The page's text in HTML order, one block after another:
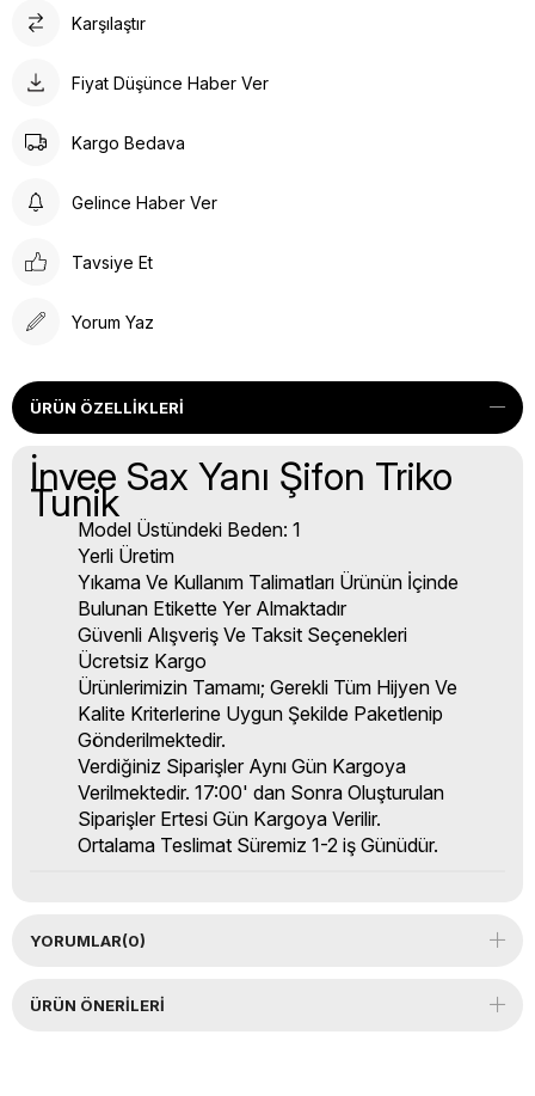
Karşılaştır
Fiyat Düşünce Haber Ver
Kargo Bedava
Gelince Haber Ver
Tavsiye Et
Yorum Yaz
ÜRÜN ÖZELLIKLERI
İnvee Sax Yanı Şifon Triko
Tunik
Model Üstündeki Beden: 1
Yerli Üretim
Yıkama Ve Kullanım Talimatları Ürünün İçinde
Bulunan Etikette Yer Almaktadır
Güvenli Alışveriş Ve Taksit Seçenekleri
Ücretsiz Kargo
Ürünlerimizin Tamamı; Gerekli Tüm Hijyen Ve
Kalite Kriterlerine Uygun Şekilde Paketlenip
Gönderilmektedir.
Verdiğiniz Siparişler Aynı Gün Kargoya
Verilmektedir. 17:00' dan Sonra Oluşturulan
Siparişler Ertesi Gün Kargoya Verilir.
Ortalama Teslimat Süremiz 1-2 iş Günüdür.
YORUMLAR(0)
ÜRÜN ÖNERILERI